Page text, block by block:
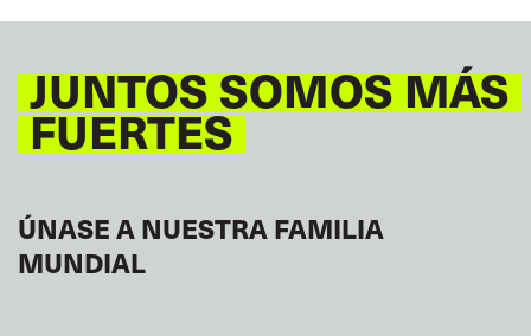
JUNTOS SOMOS MÁS
FUERTES
ÚNASE A NUESTRA FAMILIA
MUNDIAL